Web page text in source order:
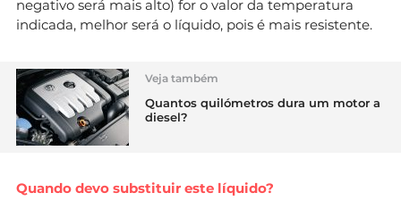
negativo será mais alto) for o valor da temperatura
indicada, melhor será o líquido, pois é mais resistente.
Veja também
Quantos quilómetros dura um motor a
diesel?
Quando devo substituir este líquido?